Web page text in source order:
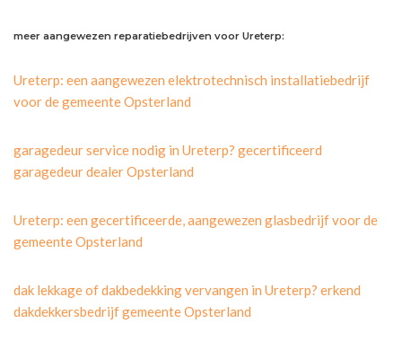
meer aangewezen reparatiebedrijven voor Ureterp:
Ureterp: een aangewezen elektrotechnisch installatiebedrijf
voor de gemeente Opsterland
garagedeur service nodig in Ureterp? gecertificeerd
garagedeur dealer Opsterland
Ureterp: een gecertificeerde, aangewezen glasbedrijf voor de
gemeente Opsterland
dak lekkage of dakbedekking vervangen in Ureterp? erkend
dakdekkersbedrijf gemeente Opsterland